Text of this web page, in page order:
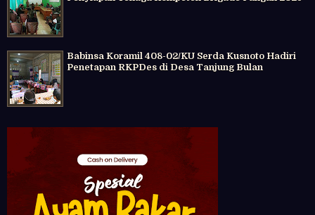
Babinsa Koramil 408-02/KU Serda Kusnoto Hadiri
Penetapan RKPDes di Desa Tanjung Bulan